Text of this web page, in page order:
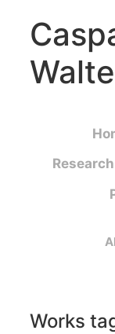
Research
Works